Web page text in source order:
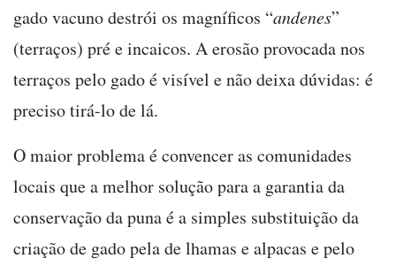
gado vacuno destrói os magníficos “andenes”
(terraços) pré e incaicos. A erosão provocada nos
terraços pelo gado é visível e não deixa dúvidas: é
preciso tirá-lo de lá.
O maior problema é convencer as comunidades
locais que a melhor solução para a garantia da
conservação da puna é a simples substituição da
criação de gado pela de lhamas e alpacas e pelo